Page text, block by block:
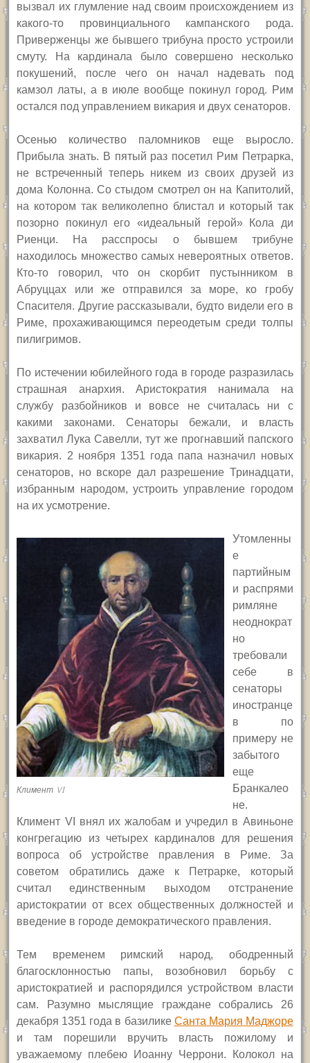
вызвал их глумление над своим происхождением из
какого-то провинциального кампанского рода.
Приверженцы же бывшего трибуна просто устроили
смуту. На кардинала было совершено несколько
покушений, после чего он начал надевать под
камзол латы, а в июле вообще покинул город. Рим
остался под управлением викария и двух сенаторов.
Осенью количество паломников еще выросло.
Прибыла знать. В пятый раз посетил Рим Петрарка,
не встреченный теперь никем из своих друзей из
дома Колонна. Со стыдом смотрел он на Капитолий,
на котором так великолепно блистал и который так
позорно покинул его «идеальный герой» Кола ди
Риенци. На расспросы о бывшем трибуне
находилось множество самых невероятных ответов.
Кто-то говорил, что он скорбит пустынником в
Абруццах или же отправился за море, ко гробу
Спасителя. Другие рассказывали, будто видели его в
Риме, прохаживающимся переодетым среди толпы
пилигримов.
По истечении юбилейного года в городе разразилась
страшная анархия. Аристократия нанимала на
службу разбойников и вовсе не считалась ни с
какими законами. Сенаторы бежали, и власть
захватил Лука Савелли, тут же прогнавший папского
викария. 2 ноября 1351 года папа назначил новых
сенаторов, но вскоре дал разрешение Тринадцати,
избранным народом, устроить управление городом
на их усмотрение.
Климент VI
Утомленны
е
партийным
и распрями
римляне
неоднократ
но
требовали
себе в
сенаторы
иностранце
в по
примеру не
забытого
еще
Бранкалео
не.
Климент VI внял их жалобам и учредил в Авиньоне
конгрегацию из четырех кардиналов для решения
вопроса об устройстве правления в Риме. За
советом обратились даже к Петрарке, который
считал единственным выходом отстранение
аристократии от всех общественных должностей и
введение в городе демократического правления.
Тем временем римский народ, ободренный
благосклонностью папы, возобновил борьбу с
аристократией и распорядился устройством власти
сам. Разумно мыслящие граждане собрались 26
декабря 1351 года в базилике Санта Мария Маджоре
и там порешили вручить власть пожилому и
уважаемому плебею Иоанну Черрони. Колокол на